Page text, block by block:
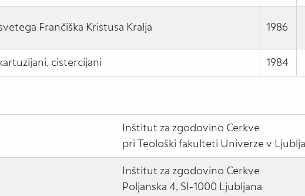
Frančiška Kristusa Kralja 1986
cistercijani 1984
Inštitut za zgodovino Cerkve
pri Teološki fakulteti Univerze v
Inštitut za zgodovino Cerkve
Poljanska 4, SI-1000 Ljubljana